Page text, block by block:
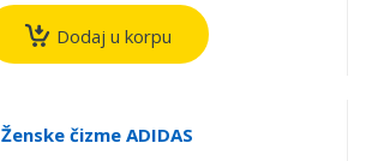
Dodaj u korpu
Ženske čizme ADIDAS